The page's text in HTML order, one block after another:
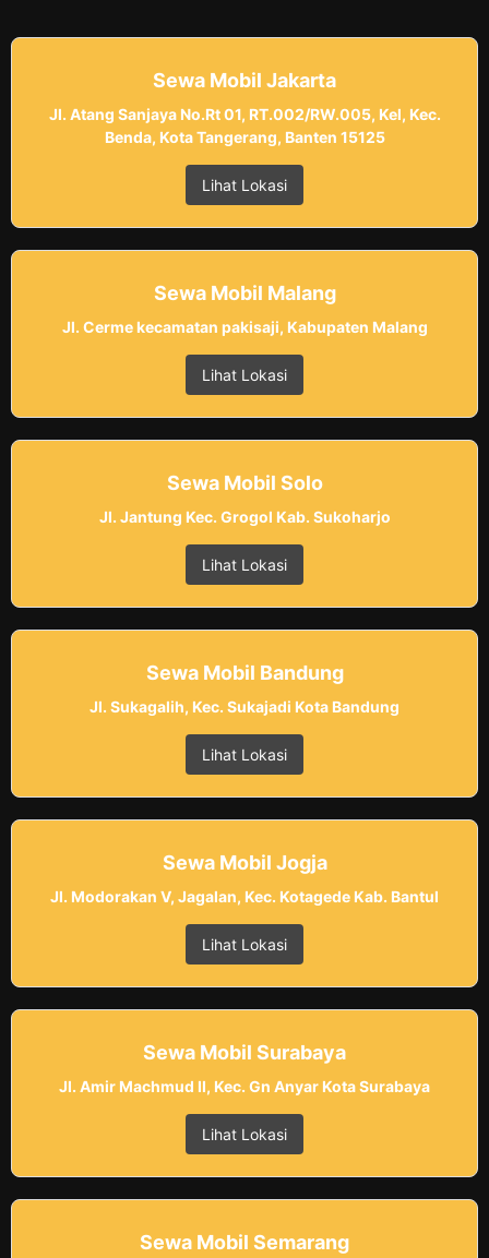
Sewa Mobil Jakarta
Jl. Atang Sanjaya No.Rt 01, RT.002/RW.005, Kel, Kec.
Benda, Kota Tangerang, Banten 15125
Lihat Lokasi
Sewa Mobil Malang
Jl. Cerme kecamatan pakisaji, Kabupaten Malang
Lihat Lokasi
Sewa Mobil Solo
Jl. Jantung Kec. Grogol Kab. Sukoharjo
Lihat Lokasi
Sewa Mobil Bandung
Jl. Sukagalih, Kec. Sukajadi Kota Bandung
Lihat Lokasi
Sewa Mobil Jogja
Jl. Modorakan V, Jagalan, Kec. Kotagede Kab. Bantul
Lihat Lokasi
Sewa Mobil Surabaya
Jl. Amir Machmud II, Kec. Gn Anyar Kota Surabaya
Lihat Lokasi
Sewa Mobil Semarang